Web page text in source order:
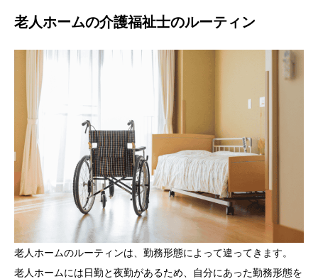
老人ホームの介護福祉士のルーティン
老人ホームのルーティンは、勤務形態によって違ってきます。
老人ホームには日勤と夜勤があるため、自分にあった勤務形態を